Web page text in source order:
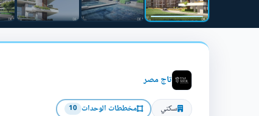
تاج مصر
سكني مخططات الوحدات 10